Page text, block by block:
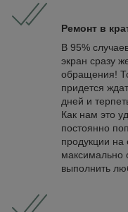
Ремонт в
В 95%
экран сразу
обращения!
придется
дней и
Как нам это
постоянно
продукции на
максимально
выполнить